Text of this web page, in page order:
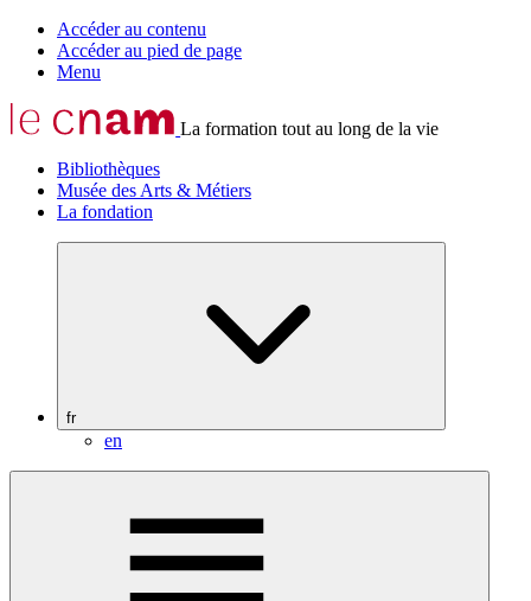
Accéder au contenu
Accéder au pied de page
Menu
La formation tout au long de la vie
Bibliothèques
Musée des Arts & Métiers
La fondation
fr
en